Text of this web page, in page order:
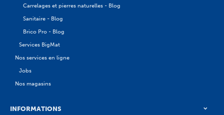
Carrelages et pierres naturelles - Blog
Sanitaire - Blog
Brico Pro - Blog
Services BigMat
Nos services en ligne
Jobs
Nos magasins
INFORMATIONS